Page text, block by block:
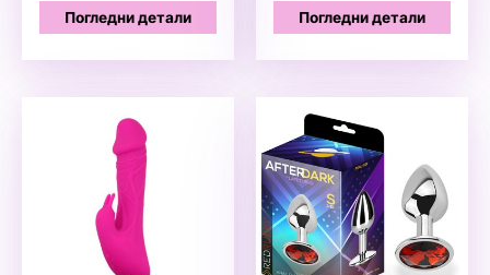
Погледни детали Погледни детали